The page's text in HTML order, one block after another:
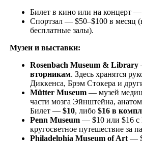
Билет в кино или на концерт —
Спортзал — $50–$100 в месяц
бесплатные залы).
Музеи и выставки:
Rosenbach Museum& Library
вторникам. Здесь хранятся
Диккенса, Брэм Стокера и
MütterMuseum— музей
части мозга Эйнштейна,
Билет — $10, либо $16 в
Penn Museum— $10 или $16 с
кругосветное путешествие за
Philadelphia MuseumofArt—